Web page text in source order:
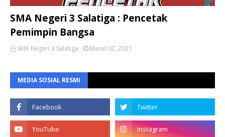
SMA Negeri 3 Salatiga : Pencetak
Pemimpin Bangsa
SMA Negeri 3 Salatiga Maret 02, 2021
MEDIA SOSIAL RESMI